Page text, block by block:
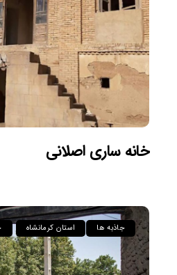
خانه ساری اصلانی
جاذبه ها استان کرمانشاه